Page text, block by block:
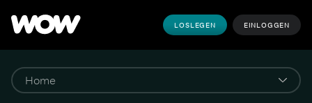
LOSLEGEN EINLOGGEN